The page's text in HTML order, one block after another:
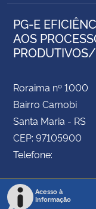
PG-E
AOS
Roraima nº 1000
Bairro Camobi
Santa Maria - RS
CEP: 97105900
Telefone:
Acesso à
Informação